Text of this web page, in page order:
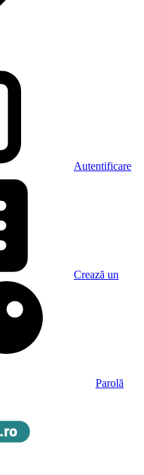
Autentificare
Crează un
Parolă